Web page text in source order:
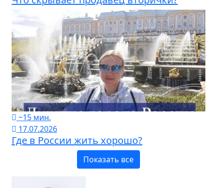
~15 мин.
17.07.2026
Где в России жить хорошо?
Показать все